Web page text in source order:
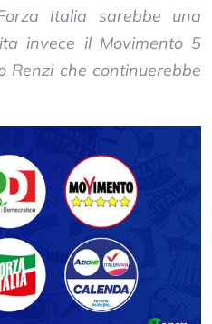
Italia sarebbe una
invece il Movimento 5
Renzi che continuerebbe